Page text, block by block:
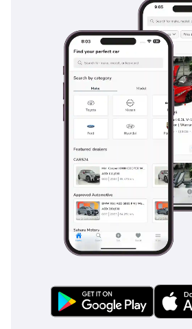
مجلس التعاون الخليجي الذين يبحثون عن
بسهولة بفضل قيمتها العالية عند إعادة
بالديزل. في السوق المحلي، قلّما تجد
منخفضة ومُتوقّعة.
الذكاء الاصطناعي اعتماداً على بيانات
السيارة قبل الشراء.